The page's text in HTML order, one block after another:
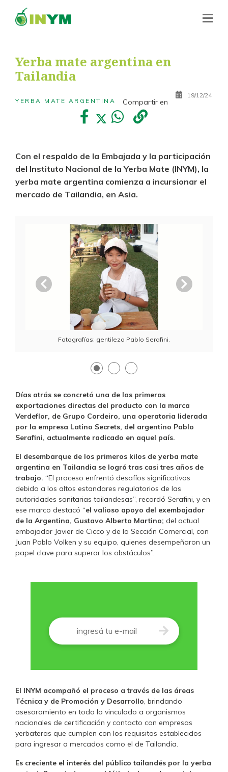
Yerba mate argentina en
Tailandia
19/12/24
YERBA MATE ARGENTINA Compartir en
Con el respaldo de la Embajada y la participación
del Instituto Nacional de la Yerba Mate (INYM), la
yerba mate argentina comienza a incursionar el
mercado de Tailandia, en Asia.
Fotografías: gentileza Pablo Serafini.
Anterior
Días atrás se concretó una de las primeras
exportaciones directas del producto con la marca
Verdeflor, de Grupo Cordeiro, una operatoria liderada
por la empresa Latino Secrets, del argentino Pablo
Serafini, actualmente radicado en aquel país.
El desembarque de los primeros kilos de yerba mate
argentina en Tailandia se logró tras casi tres años de
trabajo. “El proceso enfrentó desafíos significativos
debido a los altos estandares regulatorios de las
autoridades sanitarias tailandesas”, recordó Serafini, y en
ese marco destacó “el valioso apoyo del exembajador
de la Argentina, Gustavo Alberto Martino; del actual
embajador Javier de Cicco y de la Sección Comercial, con
Juan Pablo Volken y su equipo, quienes desempeñaron un
papel clave para superar los obstáculos”.
Correo
El INYM acompañó el proceso a través de las áreas
Técnica y de Promoción y Desarrollo, brindando
asesoramiento en todo lo vinculado a organismos
nacionales de certificación y contacto con empresas
yerbateras que cumplen con los requisitos establecidos
para ingresar a mercados como el de Tailandia.
Es creciente el interés del público tailandés por la yerba